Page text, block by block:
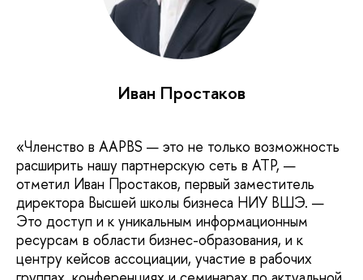
Иван Простаков
«Членство в AAPBS — это не только возможность
расширить нашу партнерскую сеть в АТР, —
отметил Иван Простаков, первый заместитель
директора Высшей школы бизнеса НИУ ВШЭ. —
Это доступ и к уникальным информационным
ресурсам в области бизнес-образования, и к
центру кейсов ассоциации, участие в рабочих